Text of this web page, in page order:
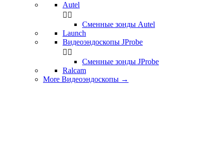
Autel
 
Сменные зонды Autel
Launch
Видеоэндоскопы JProbe
 
Сменные зонды JProbe
Ralcam
More Видеоэндоскопы →